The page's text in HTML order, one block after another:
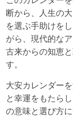
断から、人生の
を選ぶ手助けを
がら、現代的な
古来からの知恵
す。
大安カレンダー
と幸運をもたら
の意味と選び方